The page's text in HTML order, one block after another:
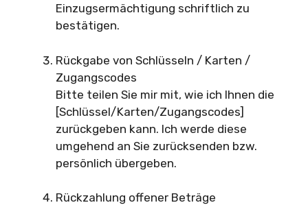
Einzugsermächtigung schriftlich zu
bestätigen.
Rückgabe von Schlüsseln / Karten /
Zugangscodes
Bitte teilen Sie mir mit, wie ich Ihnen die
[Schlüssel/Karten/Zugangscodes]
zurückgeben kann. Ich werde diese
umgehend an Sie zurücksenden bzw.
persönlich übergeben.
Rückzahlung offener Beträge